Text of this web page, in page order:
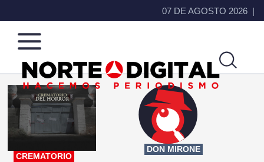
07 DE AGOSTO 2026
Norte
de
Ciudad
Más
que
noticias,
hacemos periodismo
CREMATORIO
DON MIRONE